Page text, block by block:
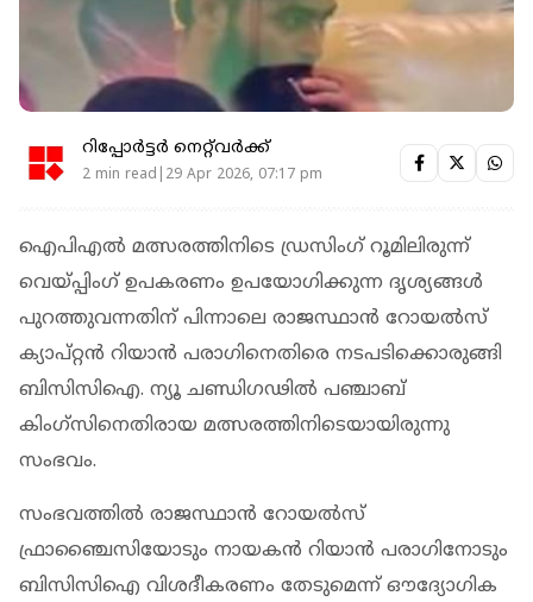
റിപ്പോർട്ടർ നെറ്റ്‌വര്‍ക്ക്‌
2 min read|29 Apr 2026, 07:17 pm
ഐപിഎല്‍ മത്സരത്തിനിടെ ഡ്രസിംഗ് റൂമിലിരുന്ന്
വെയ്പ്പിംഗ് ഉപകരണം ഉപയോഗിക്കുന്ന ദൃശ്യങ്ങള്‍
പുറത്തുവന്നതിന് പിന്നാലെ രാജസ്ഥാന്‍ റോയല്‍സ്
ക്യാപ്റ്റന്‍ റിയാന്‍ പരാഗിനെതിരെ നടപടിക്കൊരുങ്ങി
ബിസിസിഐ. ന്യൂ ചണ്ഡിഗഢില്‍ പഞ്ചാബ്
കിംഗ്സിനെതിരായ മത്സരത്തിനിടെയായിരുന്നു
സംഭവം.
സംഭവത്തില്‍ രാജസ്ഥാന്‍ റോയല്‍സ്
ഫ്രാഞ്ചൈസിയോടും നായകന്‍ റിയാന്‍ പരാഗിനോടും
ബിസിസിഐ വിശദീകരണം തേടുമെന്ന് ഔദ്യോഗിക